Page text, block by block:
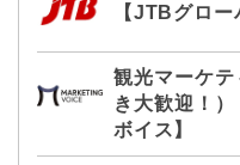
【JTBグロー
観光マーケ
き大歓迎！）
ボイス】